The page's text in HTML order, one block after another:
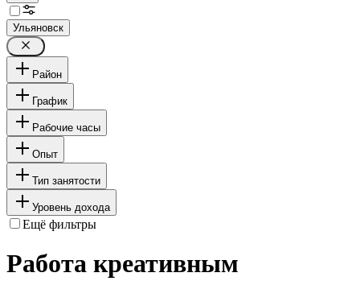
Ульяновск
Район
График
Рабочие часы
Опыт
Тип занятости
Уровень дохода
Ещё фильтры
Работа креативным